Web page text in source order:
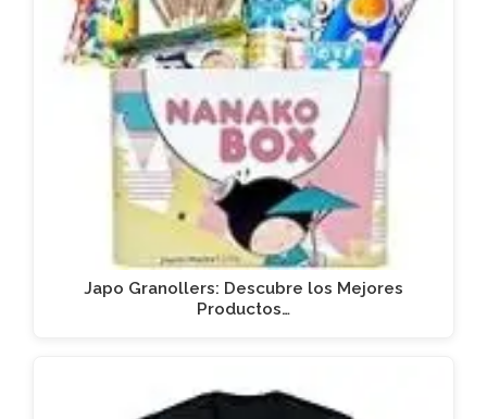
Japo Granollers: Descubre los Mejores
Productos…